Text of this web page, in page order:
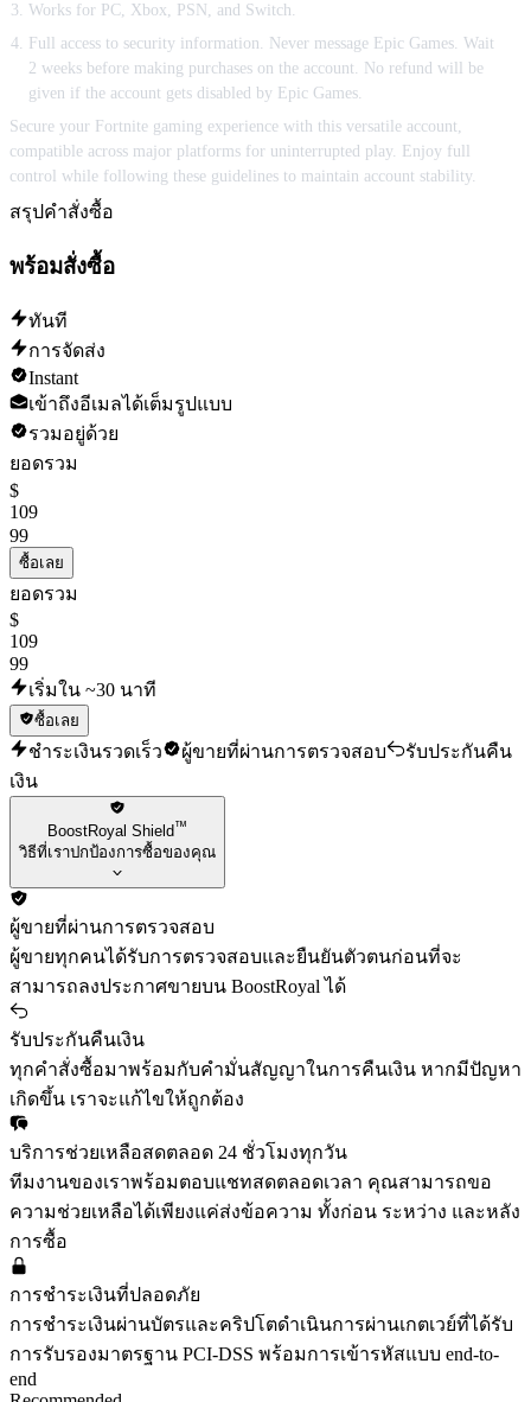
Works for PC, Xbox, PSN, and Switch.
Full access to security information. Never message Epic Games. Wait
2 weeks before making purchases on the account. No refund will be
given if the account gets disabled by Epic Games.
Secure your Fortnite gaming experience with this versatile account,
compatible across major platforms for uninterrupted play. Enjoy full
control while following these guidelines to maintain account stability.
สรุปคำสั่งซื้อ
พร้อมสั่งซื้อ
ทันที
การจัดส่ง
Instant
เข้าถึงอีเมลได้เต็มรูปแบบ
รวมอยู่ด้วย
ยอดรวม
$
109
99
ซื้อเลย
ยอดรวม
$
109
99
เริ่มใน ~30 นาที
ซื้อเลย
ชำระเงินรวดเร็ว ผู้ขายที่ผ่านการตรวจสอบ
รับประกันคืน
เงิน
BoostRoyal Shield™
วิธีที่เราปกป้องการซื้อของคุณ
ผู้ขายที่ผ่านการตรวจสอบ
ผู้ขายทุกคนได้รับการตรวจสอบและยืนยันตัวตนก่อนที่จะ
สามารถลงประกาศขายบน BoostRoyal ได้
รับประกันคืนเงิน
ทุกคำสั่งซื้อมาพร้อมกับคำมั่นสัญญาในการคืนเงิน หากมีปัญหา
เกิดขึ้น เราจะแก้ไขให้ถูกต้อง
บริการช่วยเหลือสดตลอด 24 ชั่วโมงทุกวัน
ทีมงานของเราพร้อมตอบแชทสดตลอดเวลา คุณสามารถขอ
ความช่วยเหลือได้เพียงแค่ส่งข้อความ ทั้งก่อน ระหว่าง และหลัง
การซื้อ
การชำระเงินที่ปลอดภัย
การชำระเงินผ่านบัตรและคริปโตดำเนินการผ่านเกตเวย์ที่ได้รับ
การรับรองมาตรฐาน PCI-DSS พร้อมการเข้ารหัสแบบ end-to-
end